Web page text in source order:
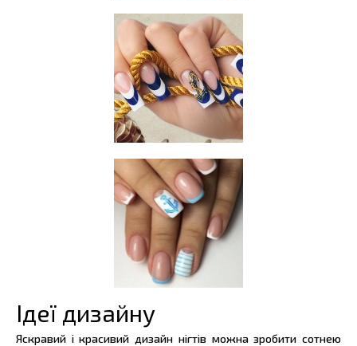
Ідеї дизайну
Яскравий і красивий дизайн нігтів можна зробити сотнею